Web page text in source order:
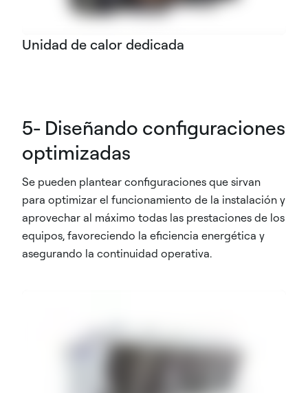
Unidad de calor dedicada
5- Diseñando configuraciones
optimizadas
Se pueden plantear configuraciones que sirvan
para optimizar el funcionamiento de la instalación y
aprovechar al máximo todas las prestaciones de los
equipos, favoreciendo la eficiencia energética y
asegurando la continuidad operativa.